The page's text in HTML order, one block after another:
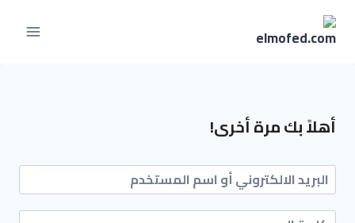
أهلاً بك مرة أخرى!